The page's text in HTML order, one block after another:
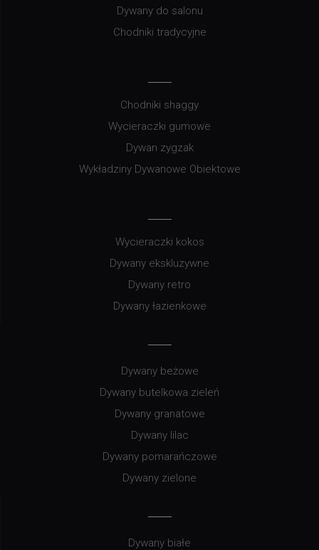
Dywany do salonu
Chodniki tradycyjne
Chodniki shaggy
Wycieraczki gumowe
Dywan zygzak
Wykładziny Dywanowe Obiektowe
Wycieraczki kokos
Dywany ekskluzywne
Dywany retro
Dywany łazienkowe
Dywany beżowe
Dywany butelkowa zieleń
Dywany granatowe
Dywany lilac
Dywany pomarańczowe
Dywany zielone
Dywany białe